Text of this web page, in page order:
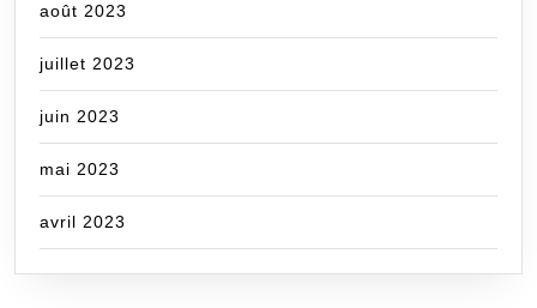
août 2023
juillet 2023
juin 2023
mai 2023
avril 2023